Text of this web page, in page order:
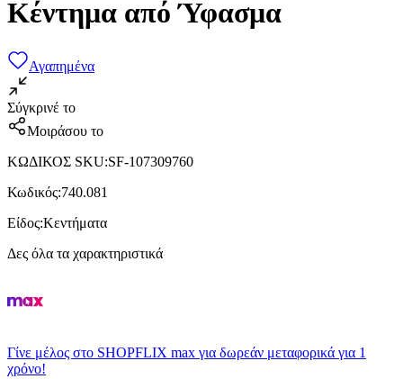
Κέντημα από Ύφασμα
Αγαπημένα
Σύγκρινέ το
Μοιράσου το
ΚΩΔΙΚΟΣ SKU:SF-107309760
Κωδικός:740.081
Είδος:Κεντήματα
Δες όλα τα χαρακτηριστικά
Γίνε μέλος στο SHOPFLIX max για δωρεάν μεταφορικά για 1
χρόνο!